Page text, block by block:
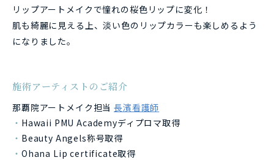
リップアートメイクで憧れの桜色リップに変化！
肌も綺麗に見える上、淡い色のリップカラーも楽しめるよう
になりました。
施術アーティストのご紹介
那覇院アートメイク担当長濱看護師
Hawaii PMU Academyディプロマ取得
Beauty Angels称号取得
Ohana Lip certificate取得